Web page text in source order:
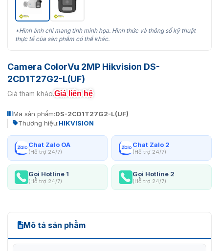
*Hình ảnh chỉ mang tính minh họa. Hình thức và thông số kỹ thuật
thực tế của sản phẩm có thể khác.
Camera ColorVu 2MP Hikvision DS-
2CD1T27G2-L(UF)
Giá tham khảo:Giá liên hệ
Mã sản phẩm:DS-2CD1T27G2-L(UF)
Thương hiệu:HIKVISION
Chat Zalo OA
(Hỗ trợ 24/7)
Chat Zalo 2
(Hỗ trợ 24/7)
Gọi Hotline 1
(Hỗ trợ 24/7)
Gọi Hotline 2
(Hỗ trợ 24/7)
Mô tả sản phẩm